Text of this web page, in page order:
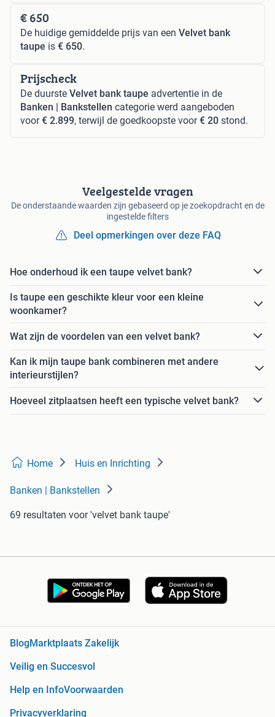
€ 650
De huidige gemiddelde prijs van een Velvet bank
taupe is € 650.
Prijscheck
De duurste Velvet bank taupe advertentie in de
Banken | Bankstellen categorie werd aangeboden
voor€ 2.899, terwijl de goedkoopste voor€ 20 stond.
Veelgestelde vragen
De onderstaande waarden zijn gebaseerd op je zoekopdracht en de
ingestelde filters
Deel opmerkingen over deze FAQ
Hoe onderhoud ik een taupe velvet bank?
Is taupe een geschikte kleur voor een kleine
woonkamer?
Wat zijn de voordelen van een velvet bank?
Kan ik mijn taupe bank combineren met andere
interieurstijlen?
Hoeveel zitplaatsen heeft een typische velvet bank?
Home Huis en Inrichting
Banken | Bankstellen
69 resultaten voor 'velvet bank taupe'
BlogMarktplaats Zakelijk
Veilig en Succesvol
Help en InfoVoorwaarden
Privacyverklaring